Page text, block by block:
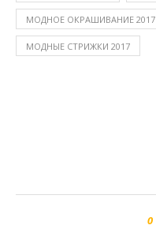
МОДНОЕ ОКРАШИВАНИЕ 2017
МОДНЫЕ СТРИЖКИ 2017
0